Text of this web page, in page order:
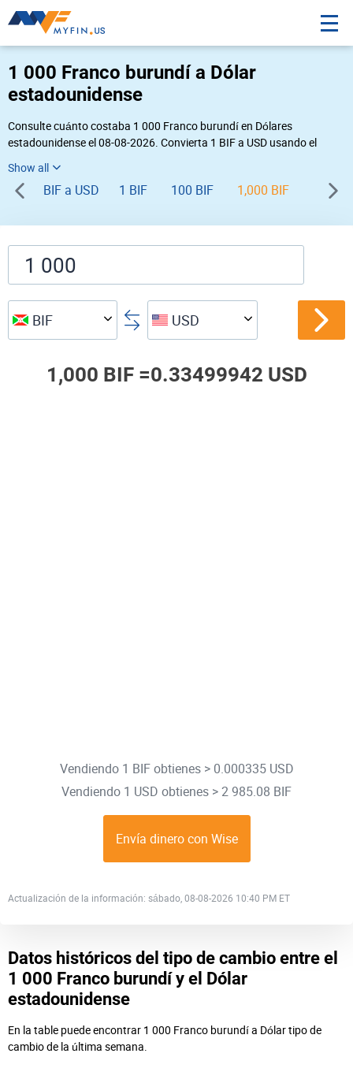
1 000 Franco burundí a Dólar
estadounidense
Consulte cuánto costaba 1 000 Franco burundí en Dólares
estadounidense el 08-08-2026. Convierta 1 BIF a USD usando el
inversa, vaya a «
BIF a USD 1 BIF 100 BIF 1,000 BIF
BIF USD
1,000 BIF =0.33499942 USD
Vendiendo 1 BIF obtienes > 0.000335 USD
Vendiendo 1 USD obtienes > 2 985.08 BIF
Envía dinero con Wise
Actualización de la información: sábado, 08-08-2026 10:40 PM ET
Datos históricos del tipo de cambio entre el
1 000 Franco burundí y el Dólar
estadounidense
En la table puede encontrar 1 000 Franco burundí a Dólar tipo de
cambio de la última semana.